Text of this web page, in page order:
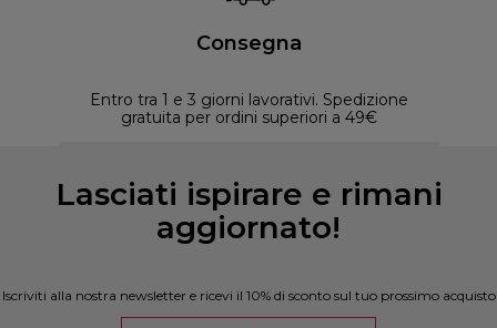
Consegna
Entro tra 1 e 3 giorni lavorativi. Spedizione
gratuita per ordini superiori a 49€
Lasciati ispirare e rimani
aggiornato!
Iscriviti alla nostra newsletter e ricevi il 10% di sconto sul tuo prossimo acquisto